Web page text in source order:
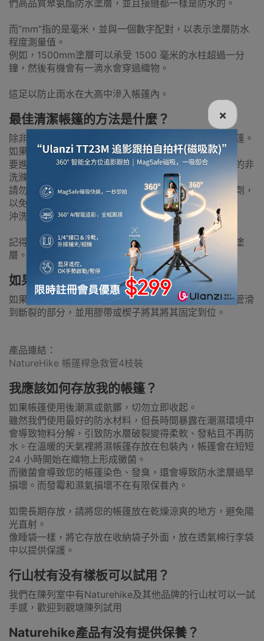
×
們高品質聚氨酯防水塗層，並且接縫都一樣是防水的。
而“mm”指的是毫米，並與一個數字配對，以表示塗層防水
程度測量值。
例如，1500mm塗層可以承受 1500 毫米的水柱超過一分
鐘，然後有機會有一滴水會穿過織物。
這足以防止雨水在大高中滲入帳篷內。
最佳清潔帳篷的方法是什麼？
除非有難聞的氣味或被嚴重污染，否則無需特別清潔帳篷。
如果嚴重污染，可以用水喉沖走大部分污垢。
要進行更深層清潔，請搭好帳篷並用溫水、海綿和溫和的非
洗滌劑肥皂手洗。
請勿使用洗碗液、洗滌劑、漂白劑、預浸泡溶液或去污劑，
以免防水塗層破損。
沖洗乾淨後，把帳篷放好或晾乾。
記得切勿乾洗或機洗帳篷，這些方法會去除帳篷上防水塗
層。
如果有一條營桿斷了可以如何處理？
如果帳篷桿斷裂，您可以使用帳篷桿急救管，將修復套管滑
到斷裂的部分，並用膠帶或楔子將其將其固定到位。
產品連結：
NatureHike 帳篷桿急救管4枝裝
我應該如何存放我的帳篷？
如果帳篷使用後潮濕或骯髒，切勿立即收起。
雖然我們使用最好的防水材料，但長時間暴露在潮濕環境中
會導致物料分解，引致防水層破裂變得柔軟、發粘且不再防
水。在溫暖的天氣裡將濕帳篷存放在包裝內，帳篷會在短短
24 小時開始在織物上形成黴菌。
而黴菌會導致您的帳篷染色、發臭，還會導致防水塗層過早
損壞。而發霉和濕氣損壞不在有限保養內。
如需長期存放，請將您的帳篷放在乾燥涼爽的地方，避免陽
光直射。
像睡袋一樣，將它存放在收納袋子外面，放在透氣棉行李袋
中以提供保護。
行山杖有没有樣板可以試用？
我們在陳列室中有Naturehike及其他品牌的行山杖可以一試
手感，歡迎到觀塘陳列試用
Naturehike產品有没有提供保養？